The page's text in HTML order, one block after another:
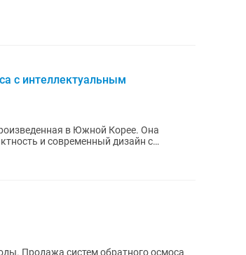
с интеллектуальным
в Южной Корее. Она
и современный дизайн с
Продажа систем обратного осмоса